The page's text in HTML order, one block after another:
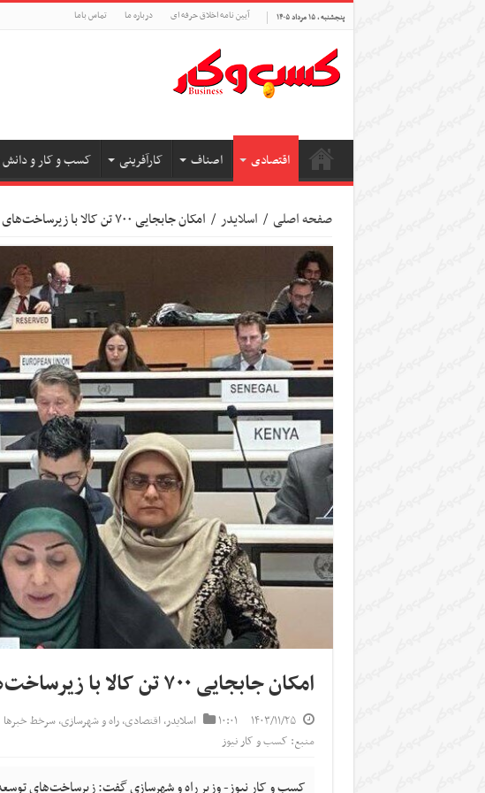
پنجشنبه , ۱۵ مرداد ۱۴۰۵ آیین نامه اخلاق حرفه ای درباره ما تماس باما
اقتصادی اصناف کارآفرینی کسب و کار و دانش
صفحه اصلی / اسلایدر / امکان جابجایی ۷۰۰ تن کالا با زیرساخت‌های توسعه یافته ایران
امکان جابجایی ۷۰۰ تن کالا با زیرساخت‌های توسعه یافته ایران
۱۴۰۳/۱۱/۲۵ ۱۰:۰۱ اسلایدر,اقتصادی,راه و شهرسازی,سرخط خبرها
منبع: کسب و کار نیوز
کسب و کار نیوز- وزیر راه و شهرسازی گفت: زیرساخت‌های